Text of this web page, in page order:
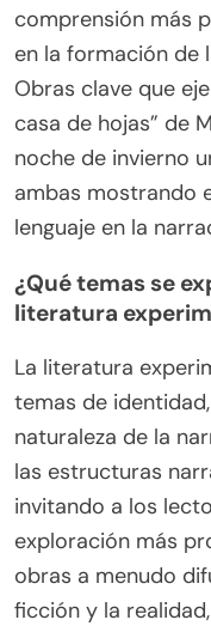
comprensión más
en la formación de
Obras clave que
casa de hojas” de
noche de invierno
ambas mostrando
lenguaje en la
¿Qué temas se
literatura
La literatura
temas de
naturaleza de la
las estructuras
invitando a los
exploración más
obras a menudo
ficción y la